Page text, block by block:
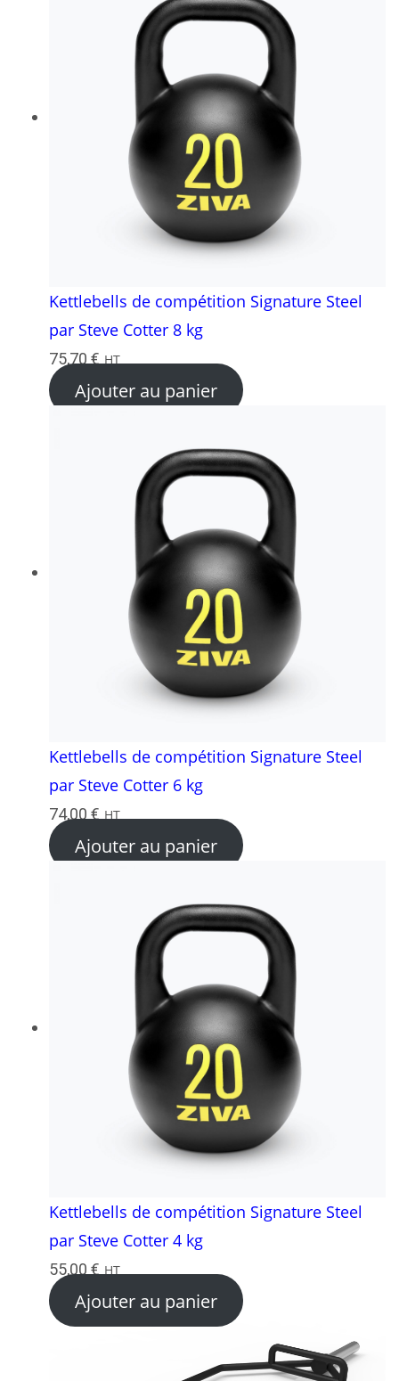
Kettlebells de compétition Signature Steel
par Steve Cotter 8 kg
75,70 € HT
Ajouter au panier
Kettlebells de compétition Signature Steel
par Steve Cotter 6 kg
74,00 € HT
Ajouter au panier
Kettlebells de compétition Signature Steel
par Steve Cotter 4 kg
55,00 € HT
Ajouter au panier